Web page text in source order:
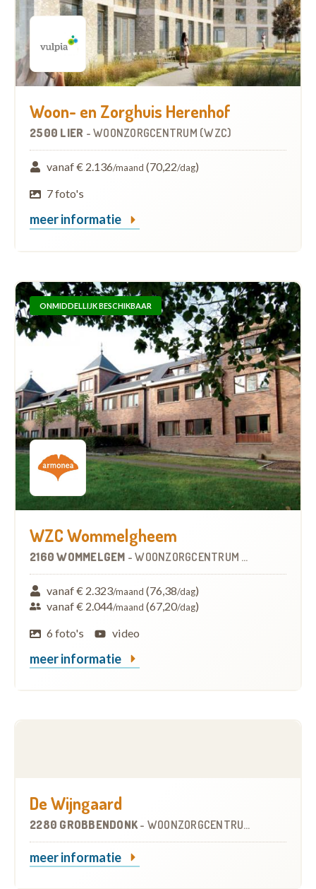
Woon- en Zorghuis Herenhof
2500 LIER - WOONZORGCENTRUM (WZC)
vanaf € 2.136/maand (70,22/dag)
7 foto's
meer informatie
ONMIDDELLIJK BESCHIKBAAR
WZC Wommelgheem
2160 WOMMELGEM -WOONZORGCENTRUM (WZC)
vanaf € 2.323/maand (76,38/dag)
vanaf € 2.044/maand (67,20/dag)
6 foto's
video
meer informatie
De Wijngaard
2280 GROBBENDONK- WOONZORGCENTRUM (WZC)
meer informatie